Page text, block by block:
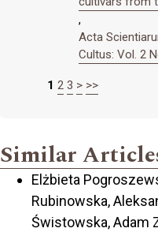
,
Acta
Cultus: Vol. 2
1 2 3 > >>
Similar
Elżbieta
Rubinowska,
Świstowska, Adam